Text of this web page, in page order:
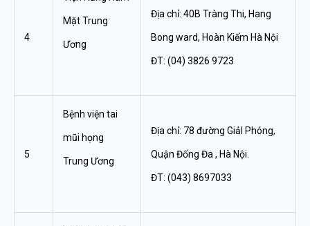
4
Mặt Trung
Ương
Địa chỉ: 40B Tràng Thi, Hang
Bong ward, Hoàn Kiếm Hà Nội
ĐT: (04) 3826 9723
5
Bệnh viện tai
mũi họng
Trung Ương
Địa chỉ: 78 đường GiảI Phóng,
Quận Đống Đa , Hà Nội.
ĐT: (043) 8697033